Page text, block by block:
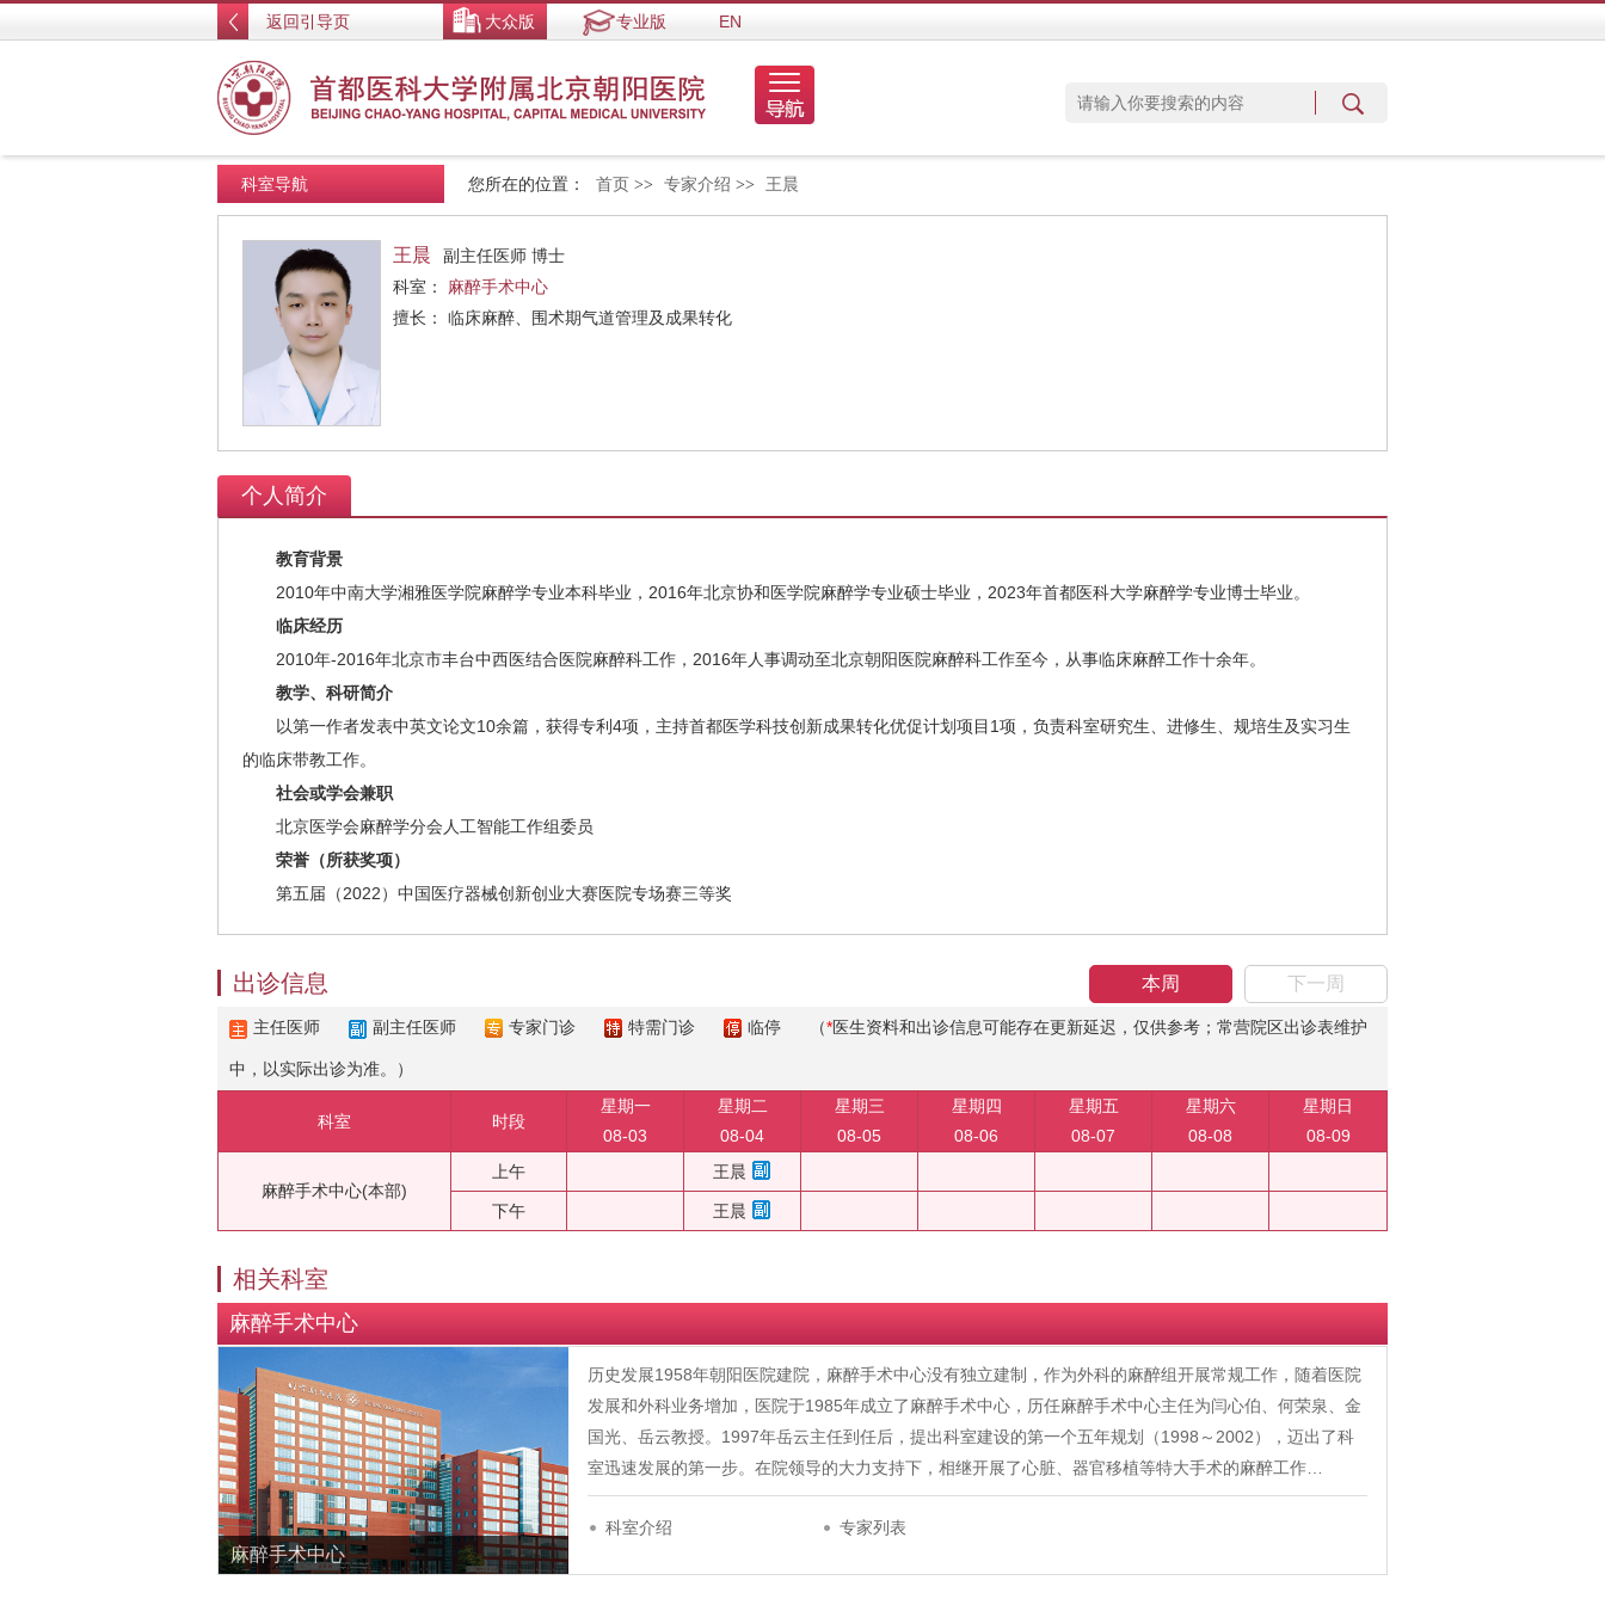
返回引导页 大众版 专业版 EN
您所在的位置： 首页 >> 专家介绍 >> 王晨
科室导航
王晨
副主任医师 博士
科室： 麻醉手术中心
擅长： 临床麻醉、围术期气道管理及成果转化
个人简介
教育背景
2010年中南大学湘雅医学院麻醉学专业本科毕业，2016年北京协和医学院麻醉学专业硕士毕业，2023年首都医科大学麻醉学专业博士毕业。
临床经历
2010年-2016年北京市丰台中西医结合医院麻醉科工作，2016年人事调动至北京朝阳医院麻醉科工作至今，从事临床麻醉工作十余年。
教学、科研简介
以第一作者发表中英文论文10余篇，获得专利4项，主持首都医学科技创新成果转化优促计划项目1项，负责科室研究生、进修生、规培生及实习生
的临床带教工作。
社会或学会兼职
北京医学会麻醉学分会人工智能工作组委员
荣誉（所获奖项）
第五届（2022）中国医疗器械创新创业大赛医院专场赛三等奖
本周 下一周
出诊信息
主任医师 副主任医师 专家门诊 特需门诊 临停 （*医生资料和出诊信息可能存在更新延迟，仅供参考；常营院区出诊表维护
中，以实际出诊为准。）
科室 时段
星期一
08-03
星期二
08-04
星期三
08-05
星期四
08-06
星期五
08-07
星期六
08-08
星期日
08-09
麻醉手术中心(本部)
上午 王晨
下午 王晨
相关科室
麻醉手术中心
麻醉手术中心
历史发展1958年朝阳医院建院，麻醉手术中心没有独立建制，作为外科的麻醉组开展常规工作，随着医院
发展和外科业务增加，医院于1985年成立了麻醉手术中心，历任麻醉手术中心主任为闫心伯、何荣泉、金
国光、岳云教授。1997年岳云主任到任后，提出科室建设的第一个五年规划（1998～2002），迈出了科
室迅速发展的第一步。在院领导的大力支持下，相继开展了心脏、器官移植等特大手术的麻醉工作…
科室介绍 专家列表